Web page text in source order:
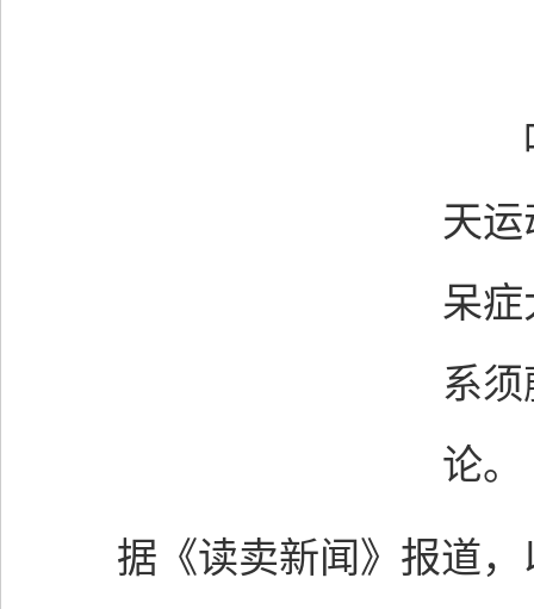
天
呆
系
论。
据《读卖新闻》报道，